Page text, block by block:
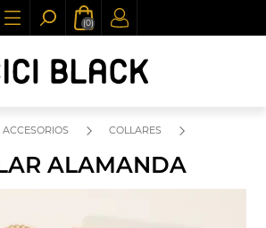
(0)
ACCESORIOS COLLARES
ALAMANDA